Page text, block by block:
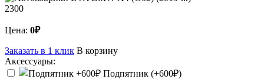
2300
Цена: 0₽
Заказать в 1 клик В корзину
Аксессуары:
Подпятник (+600₽)